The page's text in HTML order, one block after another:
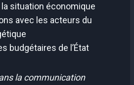
la situation économique
avec les acteurs du
budgétaires de l’État
la communication